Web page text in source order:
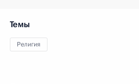
Темы
Религия